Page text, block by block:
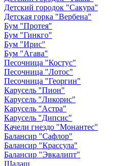
Детский городок "Сакура"
Детская горка "Вербена"
Бум "Протея"
Бум "Гинкго"
Бум "Ирис"
Бум "Агава"
Песочница "Костус"
Песочница "Лотос"
Песочница "Георгин"
Карусель "Пион"
Карусель "Ликорис"
Карусель "Астра"
Карусель "Дипсис"
Качели гнездо "Монантес"
Балансир "Сафлор"
Балансир "Крассула"
Балансир "Эвкалипт"
Шалаш